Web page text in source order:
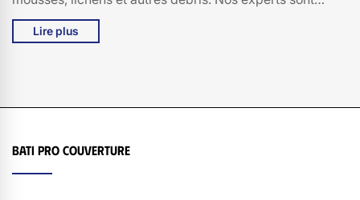
formés pour traiter tous types de toitures, garantissant
un service de qualité et une satisfaction totale. En
chaque projet. Faites confiance à Bati pro couverture
pour redonner à votre toit son éclat d'origine et assurer
Lire plus
Bati pro couverture